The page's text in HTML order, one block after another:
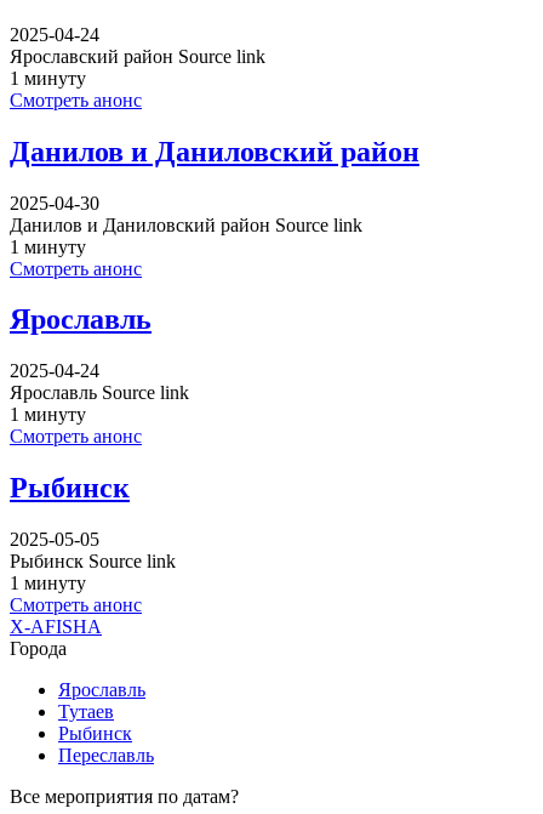
2025-04-24
Ярославский район Source link
1 минуту
Смотреть анонс
Данилов и Даниловский район
2025-04-30
Данилов и Даниловский район Source link
1 минуту
Смотреть анонс
Ярославль
2025-04-24
Ярославль Source link
1 минуту
Смотреть анонс
Рыбинск
2025-05-05
Рыбинск Source link
1 минуту
Смотреть анонс
X-AFISHA
Города
Ярославль
Тутаев
Рыбинск
Переславль
Все мероприятия по датам?